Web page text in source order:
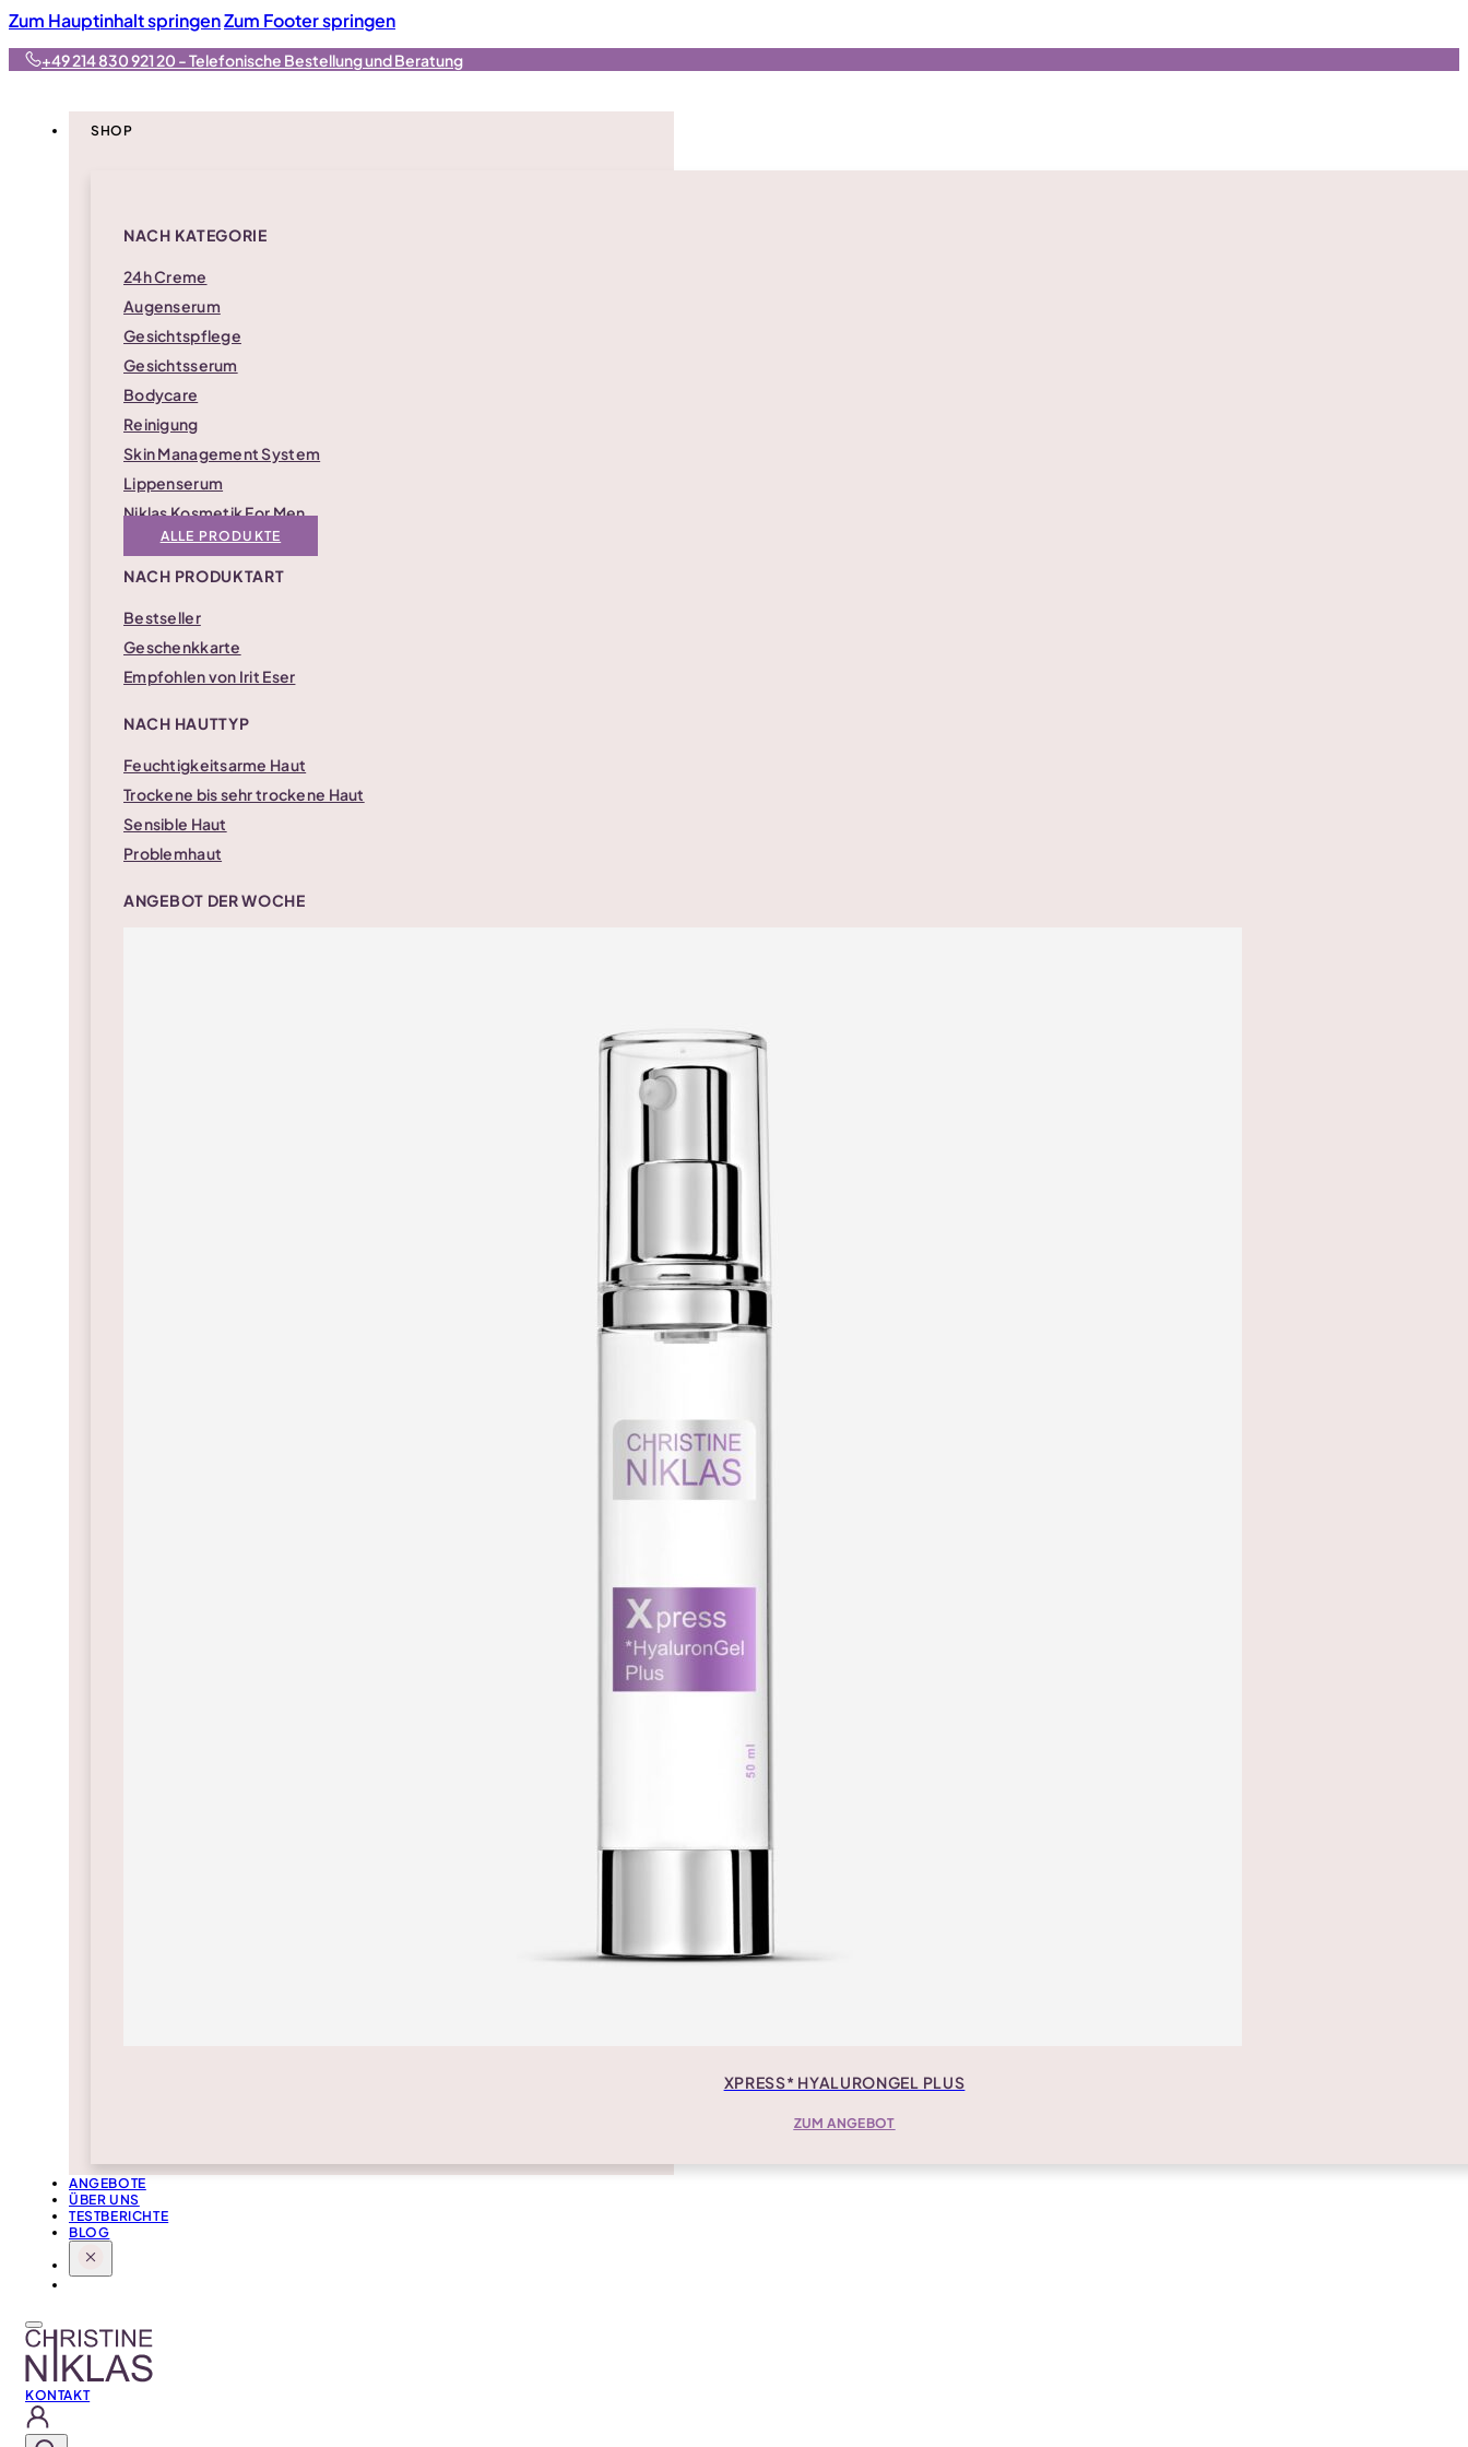
Zum Hauptinhalt springenZum Footer springen
+49 214 830 921 20 - Telefonische Bestellung und Beratung
SHOP
NACH KATEGORIE
24h Creme
Augenserum
Gesichtspflege
Gesichtsserum
Bodycare
Reinigung
Skin Management System
Lippenserum
Niklas Kosmetik For Men
ALLE PRODUKTE
NACH PRODUKTART
Bestseller
Geschenkkarte
Empfohlen von Irit Eser
NACH HAUTTYP
Feuchtigkeitsarme Haut
Trockene bis sehr trockene Haut
Sensible Haut
Problemhaut
ANGEBOT DER WOCHE
XPRESS* HYALURONGEL PLUS
ZUM ANGEBOT
ANGEBOTE
ÜBER UNS
TESTBERICHTE
BLOG
KONTAKT